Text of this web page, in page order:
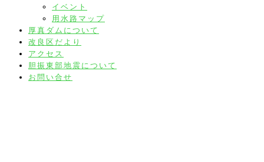
イベント
用水路マップ
厚真ダムについて
改良区だより
アクセス
胆振東部地震について
お問い合せ